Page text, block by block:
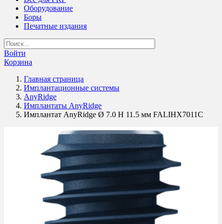
Оборудование
Боры
Печатные издания
Войти
Корзина
Главная страница
Имплантационные системы
AnyRidge
Имплантаты AnyRidge
Имплантат AnyRidge Ø 7.0 H 11.5 мм FALIHX7011C